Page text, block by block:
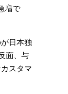
増で
日本独
面、与
スタマ